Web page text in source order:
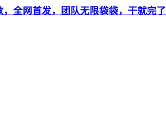
全网首发，团队无限袋袋，干就完了